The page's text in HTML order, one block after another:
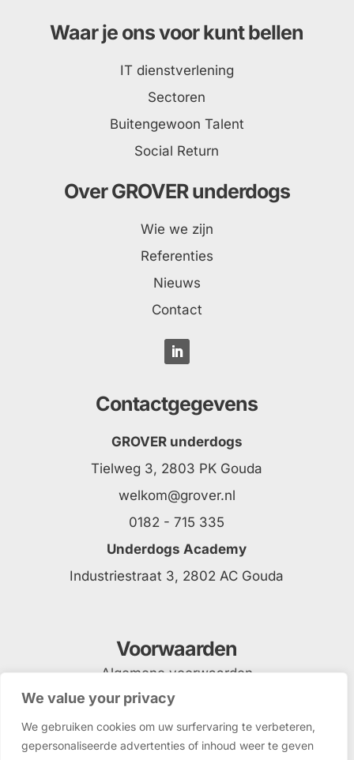
We value your privacy
We gebruiken cookies om uw surfervaring te verbeteren,
gepersonaliseerde advertenties of inhoud weer te geven
Waar je ons voor kunt bellen
IT dienstverlening
Sectoren
Buitengewoon Talent
Social Return
Over GROVER underdogs
Wie we zijn
Referenties
Nieuws
Contact
Contactgegevens
GROVER underdogs
Tielweg 3, 2803 PK Gouda
welkom@grover.nl
0182 - 715 335
Underdogs Academy
Industriestraat 3, 2802 AC Gouda
Voorwaarden
Algemene voorwaarden
Privacyverklaring